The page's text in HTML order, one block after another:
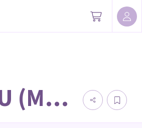
Cake4U (Miranda & Naomi's taarten)